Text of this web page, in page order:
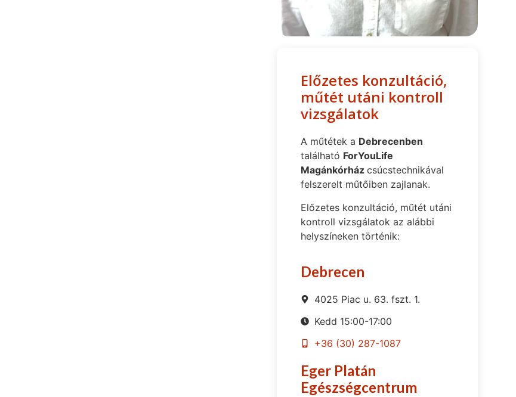
Előzetes konzultáció,
műtét utáni kontroll
vizsgálatok
A műtétek a Debrecenben
található ForYouLife
Magánkórház csúcstechnikával
felszerelt műtőiben zajlanak.
Előzetes konzultáció, műtét utáni
kontroll vizsgálatok az alábbi
helyszíneken történik:
Debrecen
4025 Piac u. 63. fszt. 1.
Kedd 15:00-17:00
+36 (30) 287-1087
Eger Platán
Egészségcentrum